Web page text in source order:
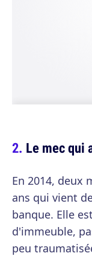
Le mec qui
En 2014, deux
ans qui vient
banque. Elle
d'immeuble,
peu